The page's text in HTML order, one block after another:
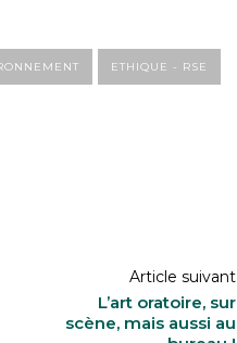
ETHIQUE - RSE
Article suivant
L’art oratoire, sur
scène, mais aussi au